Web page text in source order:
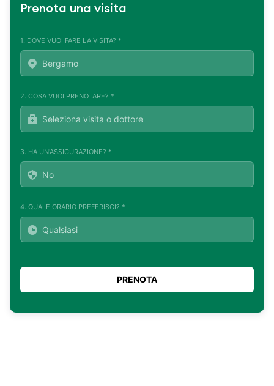
Prenota una visita
1. DOVE VUOI FARE LA VISITA? *
2. COSA VUOI PRENOTARE? *
3. HA UN'ASSICURAZIONE? *
4. QUALE ORARIO PREFERISCI? *